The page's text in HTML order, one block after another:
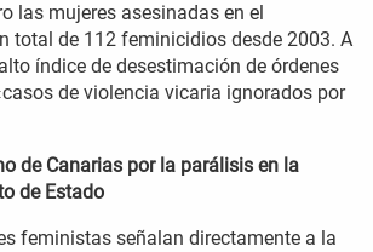
las mujeres asesinadas en el
total de 112 feminicidios desde 2003. A
índice de desestimación de órdenes
de violencia vicaria ignorados por
de Canarias por la parálisis en la
de Estado
feministas señalan directamente a la